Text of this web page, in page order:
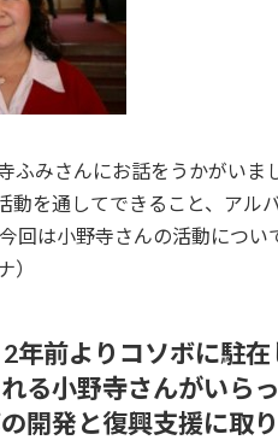
ふみさんにお話をうかがい
を通してできること、アル
回は小野寺さんの活動につ
）
前よりコソボに駐
る小野寺さんがいら
開発と復興支援に取